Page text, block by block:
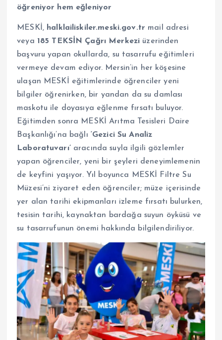
öğreniyor hem eğleniyor
MESKİ, halklailiskiler.meski.gov.tr mail adresi
veya 185 TEKSİN Çağrı Merkezi üzerinden
başvuru yapan okullarda, su tasarrufu eğitimleri
vermeye devam ediyor. Mersin’in her köşesine
ulaşan MESKİ eğitimlerinde öğrenciler yeni
bilgiler öğrenirken, bir yandan da su damlası
maskotu ile doyasıya eğlenme fırsatı buluyor.
Eğitimden sonra MESKİ Arıtma Tesisleri Daire
Başkanlığı’na bağlı ‘Gezici Su Analiz
Laboratuvarı’aracında suyla ilgili gözlemler
yapan öğrenciler, yeni bir şeyleri deneyimlemenin
de keyfini yaşıyor. Yıl boyunca MESKİ Filtre Su
Müzesi’ni ziyaret eden öğrenciler; müze içerisinde
yer alan tarihi ekipmanları izleme fırsatı bulurken,
tesisin tarihi, kaynaktan bardağa suyun öyküsü ve
su tasarrufunun önemi hakkında bilgilendiriliyor.